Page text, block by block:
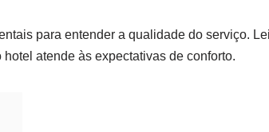
para entender a qualidade do serviço.
atende às expectativas de conforto.